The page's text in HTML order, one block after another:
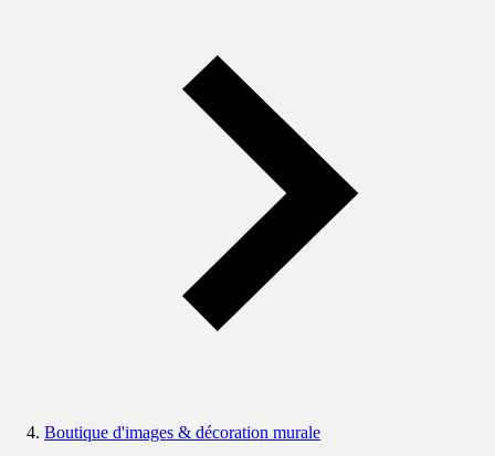
Boutique d'images & décoration murale